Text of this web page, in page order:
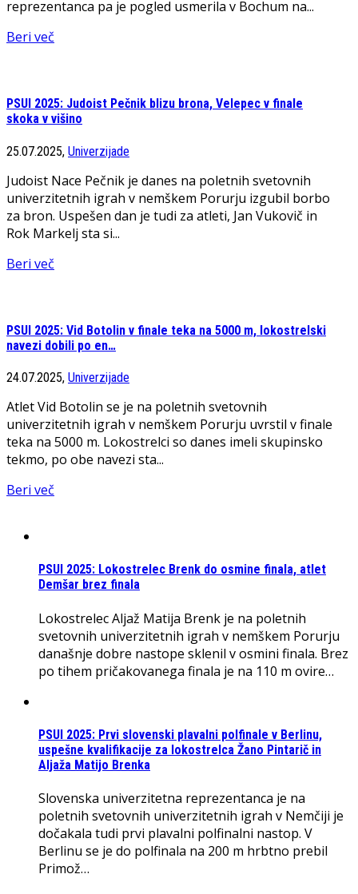
reprezentanca pa je pogled usmerila v Bochum na...
Beri več
PSUI 2025: Judoist Pečnik blizu brona, Velepec v finale
skoka v višino
25.07.2025, Univerzijade
Judoist Nace Pečnik je danes na poletnih svetovnih
univerzitetnih igrah v nemškem Porurju izgubil borbo
za bron. Uspešen dan je tudi za atleti, Jan Vukovič in
Rok Markelj sta si...
Beri več
PSUI 2025: Vid Botolin v finale teka na 5000 m, lokostrelski
navezi dobili po en…
24.07.2025, Univerzijade
Atlet Vid Botolin se je na poletnih svetovnih
univerzitetnih igrah v nemškem Porurju uvrstil v finale
teka na 5000 m. Lokostrelci so danes imeli skupinsko
tekmo, po obe navezi sta...
Beri več
PSUI 2025: Lokostrelec Brenk do osmine finala, atlet
Demšar brez finala
Lokostrelec Aljaž Matija Brenk je na poletnih
svetovnih univerzitetnih igrah v nemškem Porurju
današnje dobre nastope sklenil v osmini finala. Brez
po tihem pričakovanega finala je na 110 m ovire…
PSUI 2025: Prvi slovenski plavalni polfinale v Berlinu,
uspešne kvalifikacije za lokostrelca Žano Pintarič in
Aljaža Matijo Brenka
Slovenska univerzitetna reprezentanca je na
poletnih svetovnih univerzitetnih igrah v Nemčiji je
dočakala tudi prvi plavalni polfinalni nastop. V
Berlinu se je do polfinala na 200 m hrbtno prebil
Primož…